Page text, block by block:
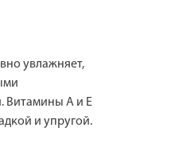
увлажняет,
Витамины А и Е
и упругой.